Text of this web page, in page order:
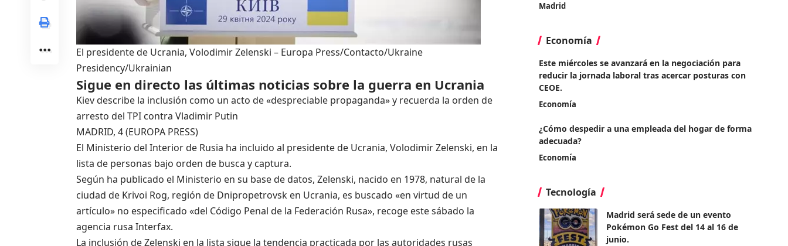
El presidente de Ucrania, Volodimir Zelenski – Europa Press/Contacto/Ukraine
Presidency/Ukrainian
Sigue en directo las últimas noticias sobre la guerra en Ucrania
Kiev describe la inclusión como un acto de «despreciable propaganda» y recuerda la orden de
arresto del TPI contra Vladimir Putin
MADRID, 4 (EUROPA PRESS)
El Ministerio del Interior de Rusia ha incluido al presidente de Ucrania, Volodimir Zelenski, en la
lista de personas bajo orden de busca y captura.
Según ha publicado el Ministerio en su base de datos, Zelenski, nacido en 1978, natural de la
ciudad de Krivoi Rog, región de Dnipropetrovsk en Ucrania, es buscado «en virtud de un
artículo» no especificado «del Código Penal de la Federación Rusa», recoge este sábado la
agencia rusa Interfax.
La inclusión de Zelenski en la lista sigue la tendencia practicada por las autoridades rusas
Madrid
Economía
Este miércoles se avanzará en la negociación para
reducir la jornada laboral tras acercar posturas con
CEOE.
Economía
¿Cómo despedir a una empleada del hogar de forma
adecuada?
Economía
Tecnología
Madrid será sede de un evento
Pokémon Go Fest del 14 al 16 de
junio.